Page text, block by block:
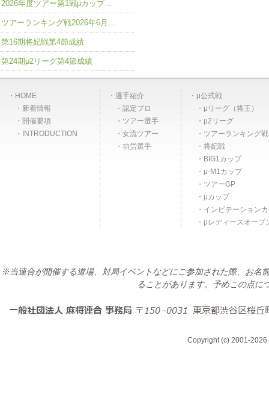
2026年度ツアー第1戦μカップ…
ツアーランキング戦2026年6月…
第16期将妃戦第4節成績
第24期μ2リーグ第4節成績
HOME
新着情報
開催要項
INTRODUCTION
選手紹介
認定プロ
ツアー選手
女流ツアー
功労選手
μ公式戦
μリーグ（将王）
μ2リーグ
ツアーランキング
将妃戦
BIG1カップ
μ-M1カップ
ツアーGP
μカップ
インビテーション
μレディースオープ
※当連合が開催する道場、対局イベントなどにご参加された際、お名
ることがあります。予めこの点に
Copyright (c) 2001-